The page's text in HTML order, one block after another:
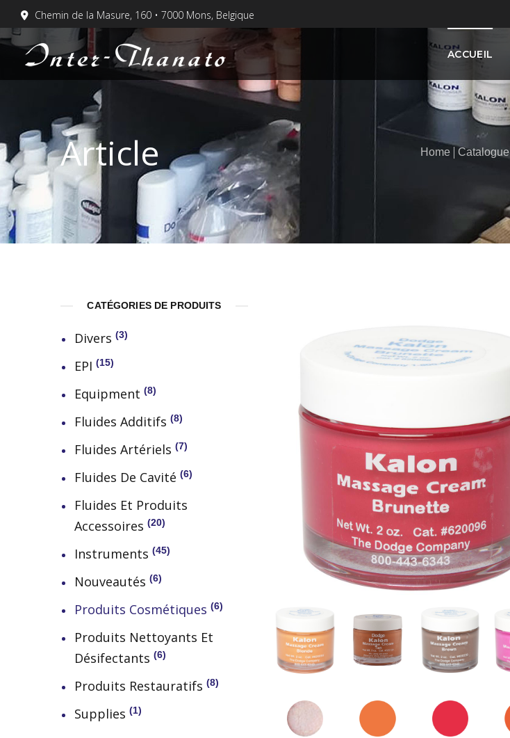
Chemin de la Masure, 160 • 7000 Mons, Belgique
ACCUEIL
Article Home Catalogue
CATÉGORIES DE PRODUITS
Divers 3
EPI 15
Equipment 8
Fluides Additifs 8
Fluides Artériels 7
Fluides De Cavité 6
Fluides Et Produits
Accessoires
20
Instruments 45
Nouveautés 6
Produits Cosmétiques 6
Produits Nettoyants Et
Désifectants
6
Produits Restauratifs 8
Supplies 1